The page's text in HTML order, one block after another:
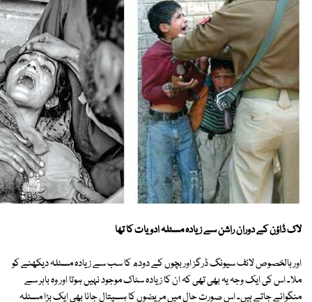
لاک ڈاؤن کے دوران راشن سے زیادہ مسئلہ ادویات کا تھا
اور بالخصوص لائف سیونگ ڈرگز اور بچوں کے دودھ کا سب سے زیادہ مسئلہ دیکھنے کو
ملا۔ اس کی ایک وجہ یہ بھی تھی کہ ان کا زیادہ سٹاک موجود نہیں ہوتا اور وہ باہر سے
منگوائے جاتے ہیں۔ اس صورت حال میں مریضوں کا ہسپتال جانا بھی ایک بڑا مسئلہ